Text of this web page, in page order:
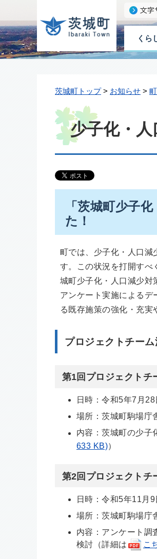
くら
茨城町トップ> お知らせ >
少子化・
「茨城町少子
た！
町では、少子化・人口減
す。この状況を打開すべ
城町少子化・人口減少対
アンケート実施によるデ
る既存施策の強化・充実
プロジェクトチー
第1回プロジェクトチ
日時：令和5年7月
場所：茨城町駒場庁
内容：茨城町の少子
633 KB)）
第2回プロジェクトチ
日時：令和5年11月
場所：茨城町駒場庁
内容：アンケート調
検討（詳細は
こ